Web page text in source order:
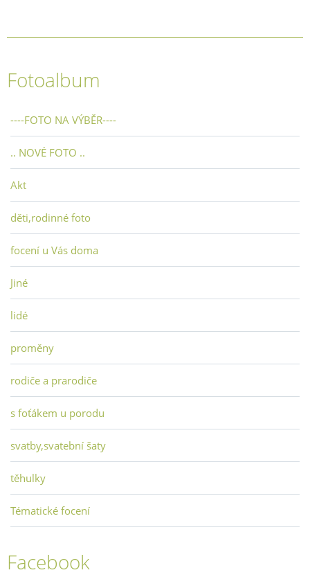
Fotoalbum
----FOTO NA VÝBĚR----
.. NOVÉ FOTO ..
Akt
děti,rodinné foto
focení u Vás doma
Jiné
lidé
proměny
rodiče a prarodiče
s foťákem u porodu
svatby,svatební šaty
těhulky
Tématické focení
Facebook